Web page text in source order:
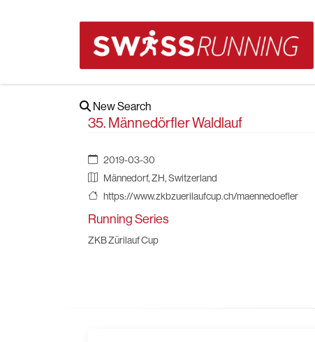
New Search
35. Männedörfler Waldlauf
2019-03-30
Männedorf, ZH, Switzerland
https://www.zkbzuerilaufcup.ch/maennedoefler
Running Series
ZKB Zürilauf Cup